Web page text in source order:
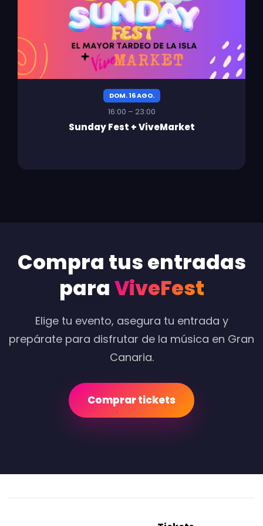
DOM. 16 AGO.
16:00 – 23:00
Sunday Fest + ViveMarket
Compra tus entradas
paraViveFest
Elige tu evento, asegura tu entrada y
prepárate para disfrutar de la música en Gran
Canaria.
Comprar tickets